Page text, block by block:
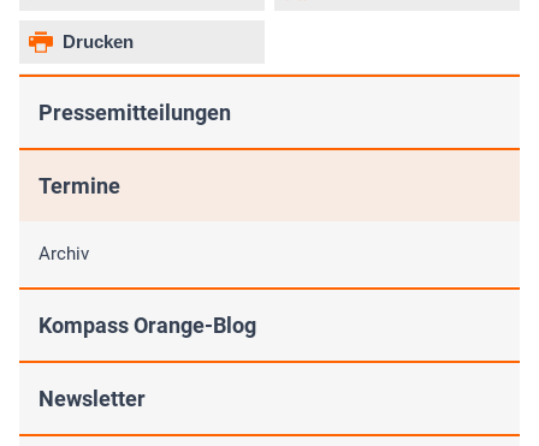
Drucken
Pressemitteilungen
Termine
Archiv
Kompass Orange-Blog
Newsletter